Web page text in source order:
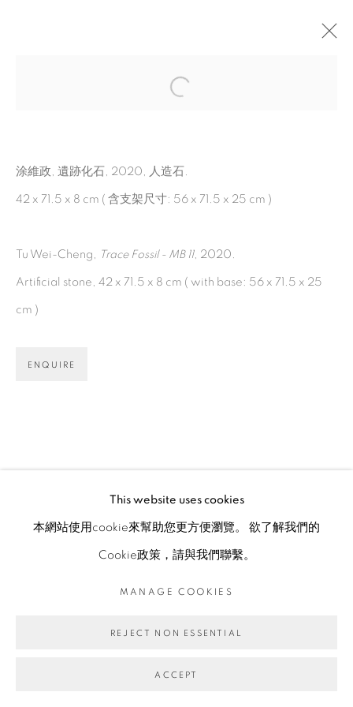
涂維政 個展
MANAGE COOKIES
© 2026 TINA KENG GALLERY. ALL RIGHTS
RESERVED.
This website uses cookies
本網站使用cookie來幫助您更方便瀏覽。 欲了解我們的
Cookie政策，請與我們聯繫。
MANAGE COOKIES
REJECT NON ESSENTIAL
ACCEPT
涂維政, 遺跡化石, 2020, 人造石.
42 x 71.5 x 8 cm ( 含支架尺寸: 56 x 71.5 x 25 cm )
Tu Wei-Cheng, Trace Fossil - MB 11, 2020.
Artificial stone, 42 x 71.5 x 8 cm ( with base: 56 x 71.5 x 25
cm )
ENQUIRE